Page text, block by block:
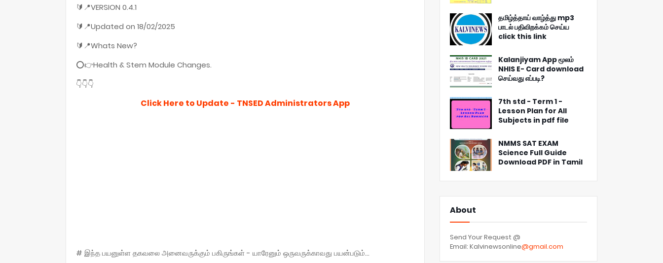
🔰📍VERSION 0.4.1
🔰📍Updated on 18/02/2025
🔰📍Whats New?
⭕👉Health & Stem Module Changes.
👇👇👇
Click Here to Update - TNSED Administrators App
# இந்த பயனுள்ள தகவலை அனைவருக்கும் பகிருங்கள் - யாரேனும் ஒருவருக்காவது பயன்படும்...
தமிழ்த்தாய் வாழ்த்து mp3
பாடல் பதிவிறக்கம் செய்ய
click this link
Kalanjiyam App மூலம்
NHIS E- Card download
செய்வது எப்படி?
7th std - Term 1 -
Lesson Plan for All
Subjects in pdf file
NMMS SAT EXAM
Science Full Guide
Download PDF in Tamil
About
Send Your Request @
Email: Kalvinewsonline@gmail.com